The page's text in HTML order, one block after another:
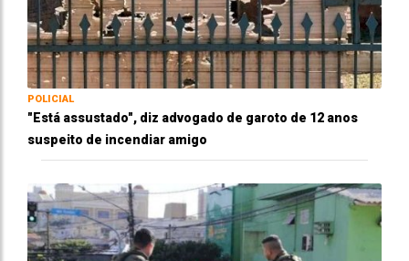
POLICIAL
"Está assustado", diz advogado de garoto de 12 anos
suspeito de incendiar amigo